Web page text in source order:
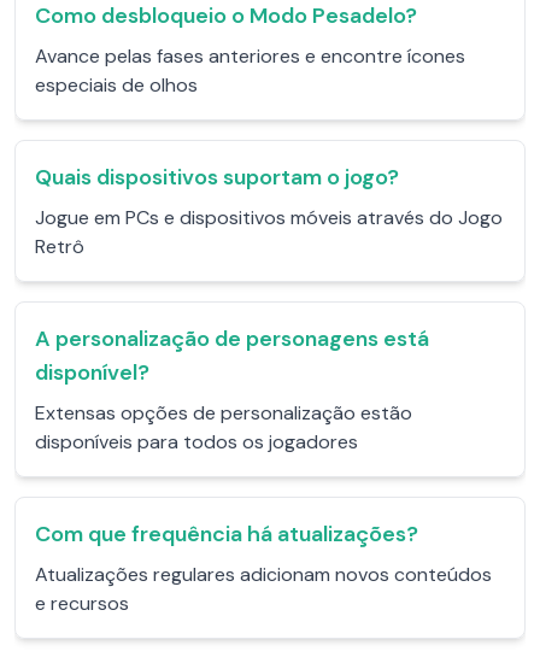
Como desbloqueio o Modo Pesadelo?
Avance pelas fases anteriores e encontre ícones
especiais de olhos
Quais dispositivos suportam o jogo?
Jogue em PCs e dispositivos móveis através do Jogo
Retrô
A personalização de personagens está
disponível?
Extensas opções de personalização estão
disponíveis para todos os jogadores
Com que frequência há atualizações?
Atualizações regulares adicionam novos conteúdos
e recursos